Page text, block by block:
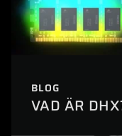
BLOG
VAD ÄR